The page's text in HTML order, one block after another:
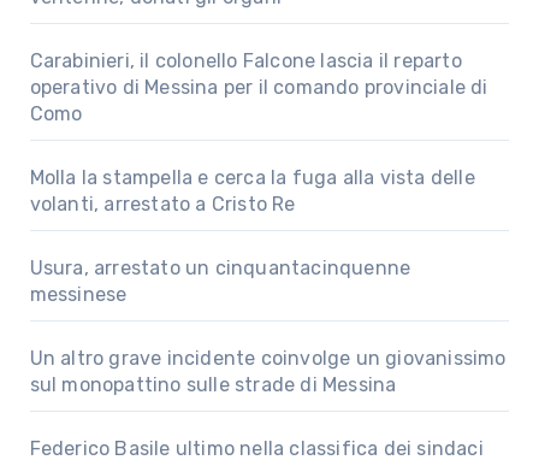
Carabinieri, il colonello Falcone lascia il reparto
operativo di Messina per il comando provinciale di
Como
Molla la stampella e cerca la fuga alla vista delle
volanti, arrestato a Cristo Re
Usura, arrestato un cinquantacinquenne
messinese
Un altro grave incidente coinvolge un giovanissimo
sul monopattino sulle strade di Messina
Federico Basile ultimo nella classifica dei sindaci